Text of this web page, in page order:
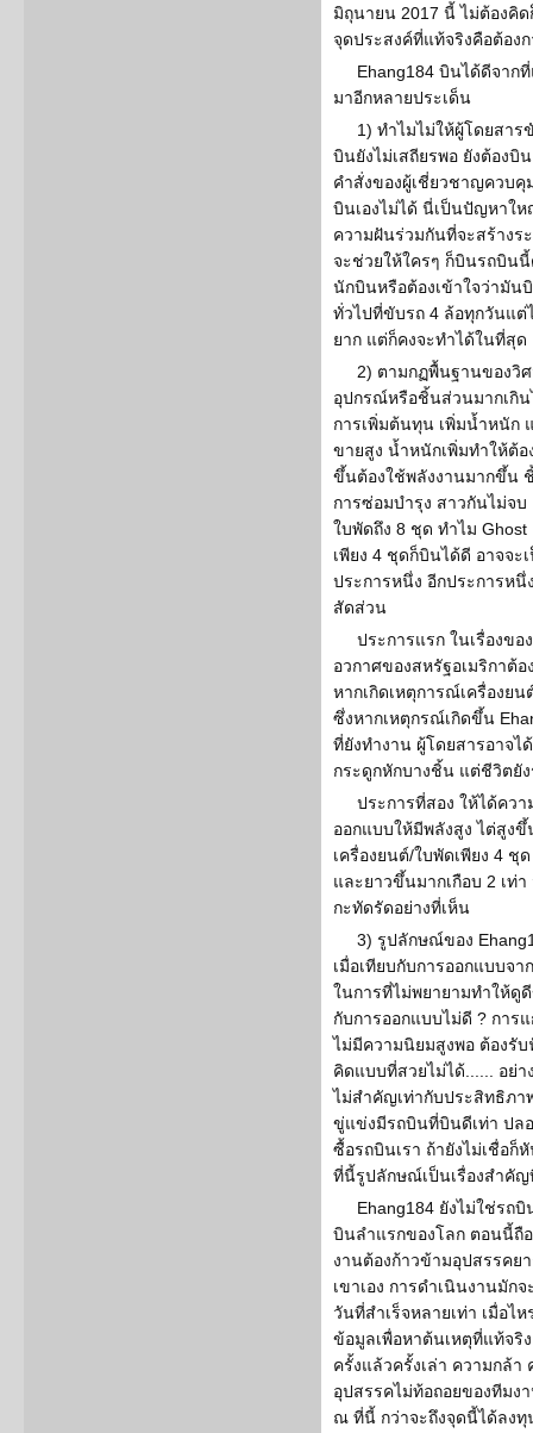
มิถุนายน 2017 นี้ ไม่ต้องคิ
จุดประสงค์ที่แท้จริงคือต้อง
Ehang184 บินได้ดีจาก
มาอีกหลายประเด็น
1) ทำไมไม่ให้ผู้โดยสาร
บินยังไม่เสถียรพอ ยังต้องบิ
คำสั่งของผู้เชี่ยวชาญควบ
บินเองไม่ได้ นี่เป็นปัญหาใ
ความฝันร่วมกันที่จะสร้างร
จะช่วยให้ใครๆ ก็บินรถบินนี้
นักบินหรือต้องเข้าใจว่ามัน
ทั่วไปที่ขับรถ 4 ล้อทุกวันแต่
ยาก แต่ก็คงจะทำได้ในที่สุด
2) ตามกฏพื้นฐานของวิ
อุปกรณ์หรือชิ้นส่วนมากเกิน
การเพิ่มต้นทุน เพิ่มน้ำหนัก
ขายสูง น้ำหนักเพิ่มทำให้ต้
ขึ้นต้องใช้พลังงานมากขึ้น
การซ่อมบำรุง สาวกันไม่จบ
ใบพัดถึง 8 ชุด ทำไม Ghost
เพียง 4 ชุดก็บินได้ดี อาจจะ
ประการหนึ่ง อีกประการหนึ่
สัดส่วน
ประการแรก ในเรื่องข
อวกาศของสหรัฐอเมริกาต้
หากเกิดเหตุการณ์เครื่องยน
ซึ่งหากเหตุกรณ์เกิดขึ้น
ที่ยังทำงาน ผู้โดยสารอาจไ
กระดูกหักบางชิ้น แต่ชีวิตยั
ประการที่สอง ให้ได้คว
ออกแบบให้มีพลังสูง ไต่สูง
เครื่องยนต์/ใบพัดเพียง 4 ชุ
และยาวขึ้นมากเกือบ 2 เท่
กะทัดรัดอย่างที่เห็น
3) รูปลักษณ์ของ
เมื่อเทียบกับการออกแบบจ
ในการที่ไม่พยายามทำให้ดู
กับการออกแบบไม่ดี ? การ
ไม่มีความนิยมสูงพอ ต้องรั
คิดแบบที่สวยไม่ได้...... อย่า
ไม่สำคัญเท่ากับประสิทธิภ
ขู่แข่งมีรถบินที่บินดีเท่า ปล
ซื้อรถบินเรา ถ้ายังไม่เชื่อก็
ที่นี้รูปลักษณ์เป็นเรื่องสำคั
Ehang184 ยังไม่ใช่รถ
บินลำแรกของโลก ตอนนี้ถื
งานต้องก้าวข้ามอุปสรรคย
เขาเอง การดำเนินงานมัก
วันที่สำเร็จหลายเท่า เมื่อไ
ข้อมูลเพื่อหาต้นเหตุที่แท้จริ
ครั้งแล้วครั้งเล่า ความกล้
อุปสรรคไม่ท้อถอยของทีมง
ณ ที่นี้ กว่าจะถึงจุดนี้ได้ลง